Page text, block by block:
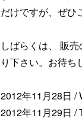
だけですが、ぜひ
しばらくは、 販
り下さい。お待ち
2012年11月28日 /
2012年11月29日 /